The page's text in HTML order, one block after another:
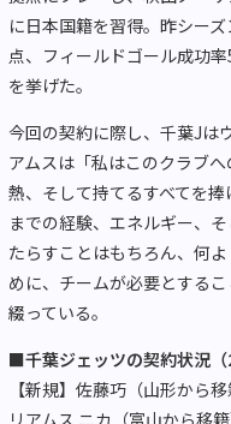
に日本国籍を習得。昨シー
点、フィールドゴール成功
を挙げた。
今回の契約に際し、千葉Jは
アムスは「私はこのクラブ
熱、そして持てるすべてを
までの経験、エネルギー、
たらすことはもちろん、何
めに、チームが必要とする
綴っている。
■千葉ジェッツの契約状況（
【新規】佐藤巧（山形から
リアムス ニカ（富山から移籍